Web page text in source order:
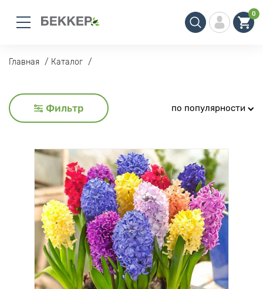
0
Главная Каталог
Фильтр по популярности